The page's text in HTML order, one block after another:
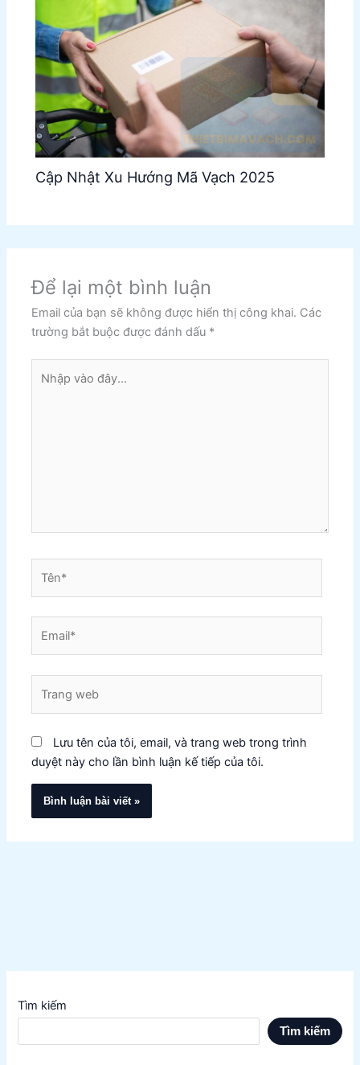
Cập Nhật Xu Hướng Mã Vạch 2025
Để lại một bình luận
Email của bạn sẽ không được hiển thị công khai. Các
trường bắt buộc được đánh dấu *
vào
web
Lưu tên của tôi, email, và trang web trong trình
duyệt này cho lần bình luận kế tiếp của tôi.
Tìm kiếm
Tìm kiếm